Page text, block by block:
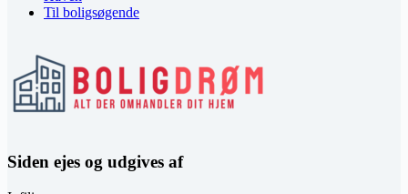
Til boligsøgende
Siden ejes og udgives af